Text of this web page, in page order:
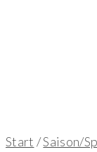
Start /Saison/